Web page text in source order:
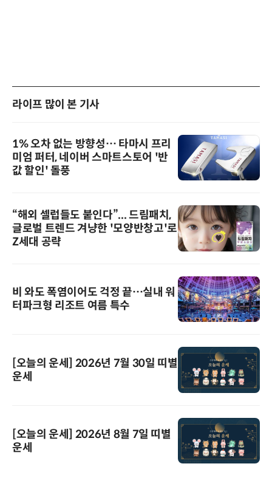
라이프 많이 본 기사
1% 오차 없는 방향성… 타마시 프리
미엄 퍼터, 네이버 스마트스토어 '반
값 할인' 돌풍
“해외 셀럽들도 붙인다”... 드림패치,
글로벌 트렌드 겨냥한 '모양반창고'로
Z세대 공략
비 와도 폭염이어도 걱정 끝…실내 워
터파크형 리조트 여름 특수
[오늘의 운세] 2026년 7월 30일 띠별
운세
[오늘의 운세] 2026년 8월 7일 띠별
운세